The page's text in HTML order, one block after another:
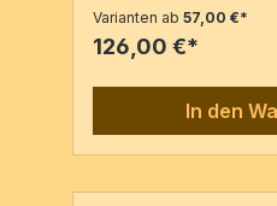
– Reprint der
Albert Schwieck
105 Seiten9 Stimmen /
Varianten ab 57,00 €*
126,00 €*
In den